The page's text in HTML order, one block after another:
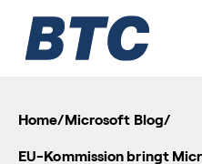
Home/ Microsoft Blog/
EU-Kommission bringt